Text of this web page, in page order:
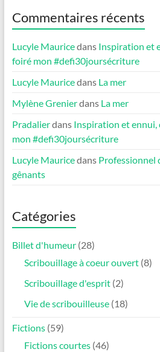
Commentaires récents
Lucyle Mauricedans Inspiration et
foiré mon #defi30joursécriture
Lucyle Mauricedans La mer
Mylène Grenierdans La mer
Pradalierdans Inspiration et ennui,
mon #defi30joursécriture
Lucyle Mauricedans Professionnel
gênants
Catégories
Billet d'humeur(28)
Scribouillage à coeur ouvert(8)
Scribouillage d'esprit(2)
Vie de scribouilleuse(18)
Fictions(59)
Fictions courtes(46)